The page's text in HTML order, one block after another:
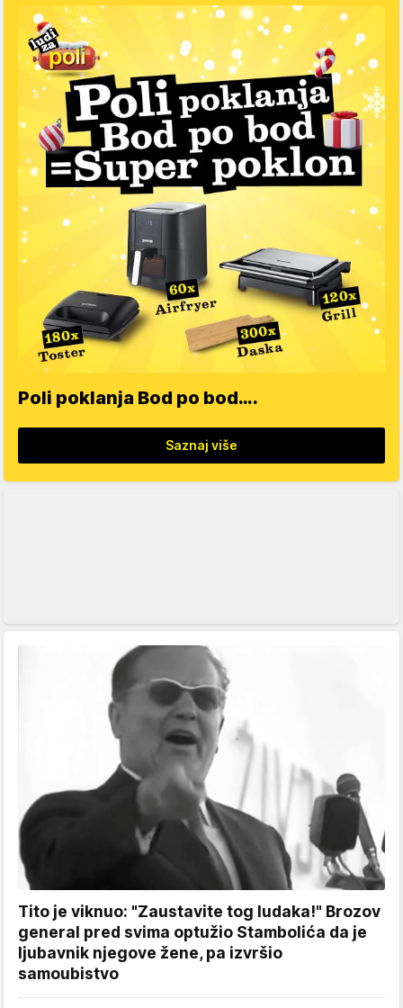
Poli poklanja Bod po bod….
Saznaj više
Tito je viknuo: "Zaustavite tog ludaka!" Brozov
general pred svima optužio Stambolića da je
ljubavnik njegove žene, pa izvršio
samoubistvo